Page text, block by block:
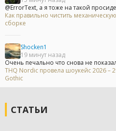
@ErrorText, а я тоже на такой
Как правильно чистить
сборке
Shocken1
19 минут назад
Очень печально что снова не
THQ Nordic провела шоукейс 2026 –
Gothic
СТАТЬИ